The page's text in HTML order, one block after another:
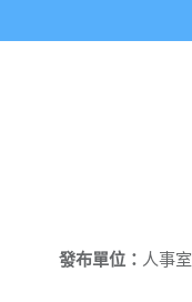
發布單位： 人事室